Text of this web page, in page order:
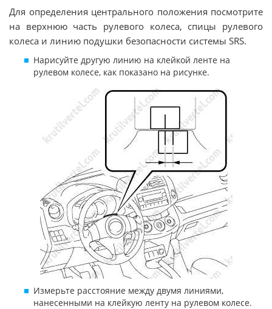
Для определения центрального положения посмотрите
на верхнюю часть рулевого колеса, спицы рулевого
колеса и линию подушки безопасности системы SRS.
Нарисуйте другую линию на клейкой ленте на
рулевом колесе, как показано на рисунке.
Измерьте расстояние между двумя линиями,
нанесенными на клейкую ленту на рулевом колесе.